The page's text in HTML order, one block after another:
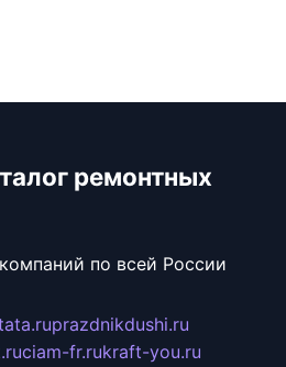
ремонтных
по всей России
prazdnikdushi.ru
ciam-fr.rukraft-you.ru